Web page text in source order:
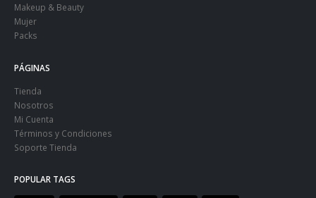
Makeup & Beauty
Mujer
Packs
PÁGINAS
Tienda
Nosotros
Mi Cuenta
Términos y Condiciones
Soporte Tienda
POPULAR TAGS